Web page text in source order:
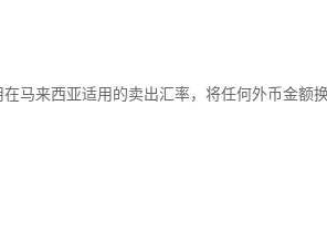
马来西亚适用的卖出汇率，将任何外币金额换